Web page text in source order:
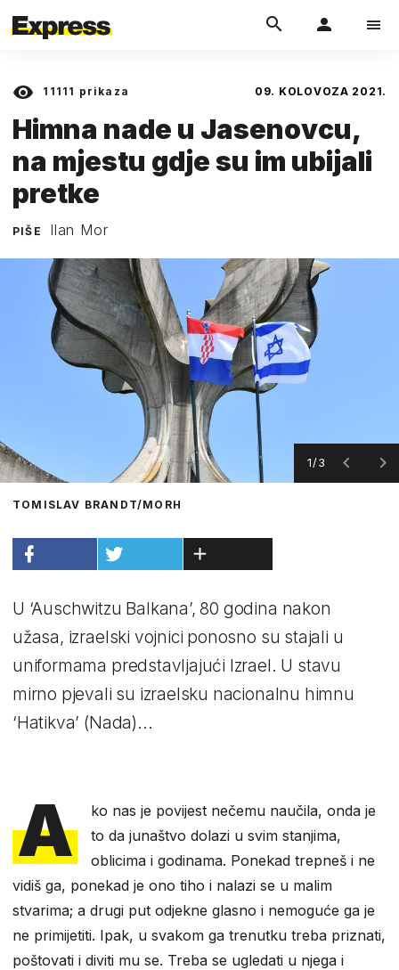
11111 prikaza 09. KOLOVOZA 2021.
Himna nade u Jasenovcu,
na mjestu gdje su im ubijali
pretke
PIŠE Ilan Mor
1/3
TOMISLAV BRANDT/MORH
U ‘Auschwitzu Balkana’, 80 godina nakon
užasa, izraelski vojnici ponosno su stajali u
uniformama predstavljajući Izrael. U stavu
mirno pjevali su izraelsku nacionalnu himnu
‘Hatikva’ (Nada)...
A
ko nas je povijest nečemu naučila, onda je
to da junaštvo dolazi u svim stanjima,
oblicima i godinama. Ponekad trepneš i ne
vidiš ga, ponekad je ono tiho i nalazi se u malim
stvarima; a drugi put odjekne glasno i nemoguće ga je
ne primijetiti. Ipak, u svakom ga trenutku treba priznati,
poštovati i diviti mu se. Treba se ugledati u njega i